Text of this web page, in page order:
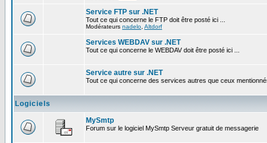
Service FTP sur .NET
Tout ce qui concerne le FTP doit être posté ici ...
Modérateurs nadelo Altdorf
Services WEBDAV sur .NET
Tout ce qui concerne le WEBDAV doit être posté ici ...
Service autre sur .NET
Tout ce qui concerne des services autres que ceux
Logiciels
MySmtp
Forum sur le logiciel MySmtp Serveur gratuit de messagerie